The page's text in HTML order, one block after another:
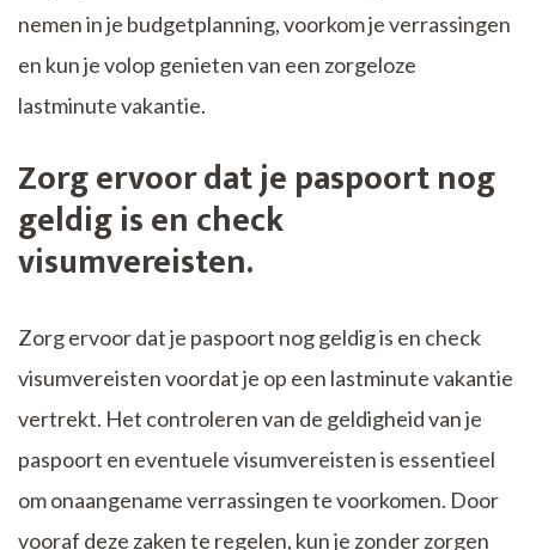
nemen in je budgetplanning, voorkom je verrassingen
en kun je volop genieten van een zorgeloze
lastminute vakantie.
Zorg ervoor dat je paspoort nog
geldig is en check
visumvereisten.
Zorg ervoor dat je paspoort nog geldig is en check
visumvereisten voordat je op een lastminute vakantie
vertrekt. Het controleren van de geldigheid van je
paspoort en eventuele visumvereisten is essentieel
om onaangename verrassingen te voorkomen. Door
vooraf deze zaken te regelen, kun je zonder zorgen